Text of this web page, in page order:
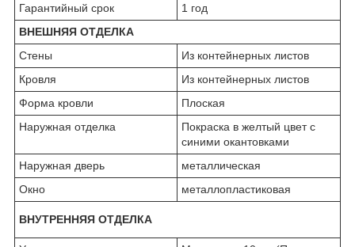
Гарантийный срок
1 год
ВНЕШНЯЯ ОТДЕЛКА
Стены
Из контейнерных листов
Кровля
Из контейнерных листов
Форма кровли
Плоская
Наружная отделка
Покраска в желтый цвет с
синими окантовками
Наружная дверь
металлическая
Окно
металлопластиковая
ВНУТРЕННЯЯ ОТДЕЛКА